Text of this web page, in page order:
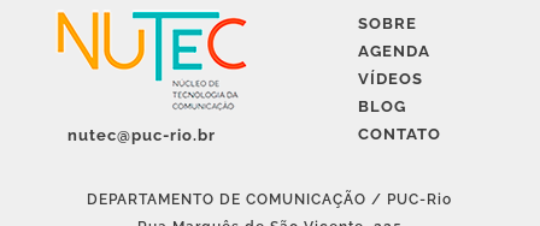
nutec@puc-rio.br
SOBRE
AGENDA
VÍDEOS
BLOG
CONTATO
DEPARTAMENTO DE COMUNICAÇÃO / PUC-Rio